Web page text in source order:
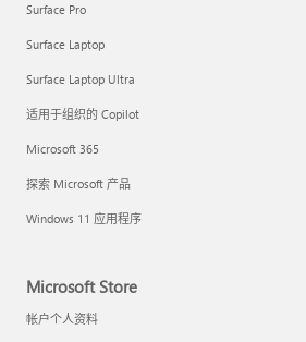
Surface Pro
Surface Laptop
Surface Laptop Ultra
适用于组织的 Copilot
Microsoft 365
探索 Microsoft 产品
Windows 11 应用程序
Microsoft Store
帐户个人资料